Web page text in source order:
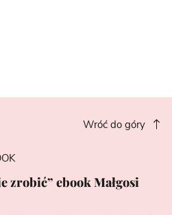
Wróć do góry
zrobić” ebook Małgosi